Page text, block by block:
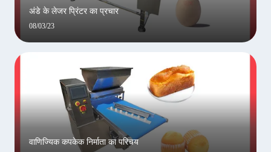
अंडे के लेजर प्रिंटर का प्रचार
08/03/23
वाणिज्यिक कपकेक निर्माता का परिचय